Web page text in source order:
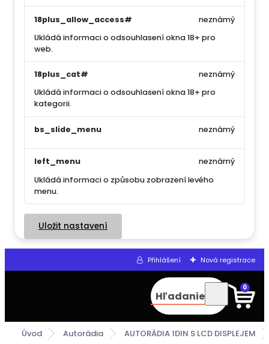
18plus_allow_access#
Ukládá informaci o odsouhlasení okna 18+ pro
web.
neznámý
18plus_cat#
Ukládá informaci o odsouhlasení okna 18+ pro
kategorii.
neznámý
bs_slide_menu neznámý
left_menu
Ukládá informaci o způsobu zobrazení levého
menu.
neznámý
Uložit nastavení
Přihlášení Nová registrace
Hľadanie
0
Úvod Autorádia AUTORÁDIA 1DIN S LCD DISPLEJEM